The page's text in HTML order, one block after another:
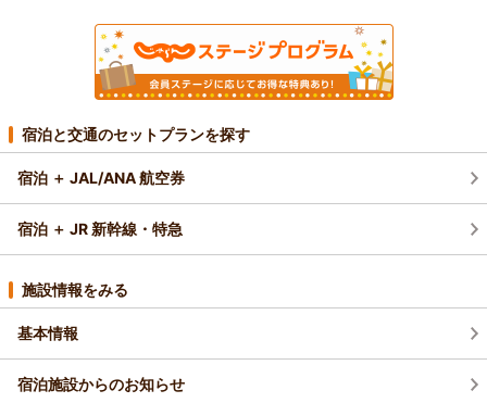
宿泊と交通のセットプランを探す
宿泊 ＋ JAL/ANA 航空券
宿泊 ＋ JR 新幹線・特急
施設情報をみる
基本情報
宿泊施設からのお知らせ